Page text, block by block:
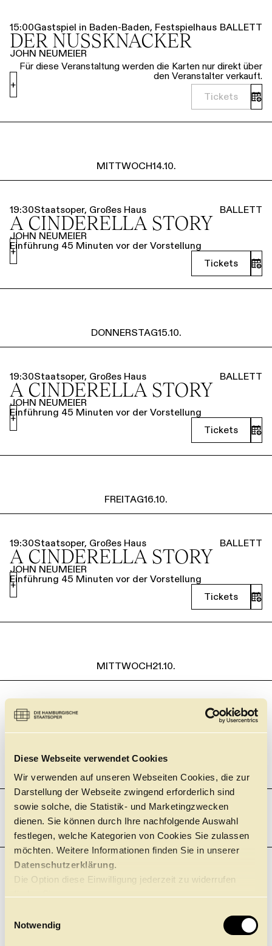
Diese Webseite verwendet Cookies
Wir verwenden auf unseren Webseiten Cookies, die zur
Darstellung der Webseite zwingend erforderlich sind
sowie solche, die Statistik- und Marketingzwecken
dienen. Sie können durch Ihre nachfolgende Auswahl
festlegen, welche Kategorien von Cookies Sie zulassen
möchten. Weitere Informationen finden Sie in unserer
Datenschutzerklärung.
Die Option diese Einwilligung jederzeit zu widerrufen
Notwendig
15:00Gastspiel in Baden-Baden, Festspielhaus BALLETT
DER NUSSKNACKER
JOHN NEUMEIER
Für diese Veranstaltung werden die Karten nur direkt über
den Veranstalter verkauft.
Tickets
+
MITTWOCH14.10.
19:30Staatsoper, Großes Haus BALLETT
A CINDERELLA STORY
JOHN NEUMEIER
Einführung 45 Minuten vor der Vorstellung
Tickets
+
DONNERSTAG15.10.
19:30Staatsoper, Großes Haus BALLETT
A CINDERELLA STORY
JOHN NEUMEIER
Einführung 45 Minuten vor der Vorstellung
Tickets
+
FREITAG16.10.
19:30Staatsoper, Großes Haus BALLETT
A CINDERELLA STORY
JOHN NEUMEIER
Einführung 45 Minuten vor der Vorstellung
Tickets
+
MITTWOCH21.10.
19:00 Staatsoper, Großes Haus BALLETT
DIE KAMELIEN­DAME
JOHN NEUMEIER
DONNERSTAG 22.10.
19:00
BALLETT
CLICK in
Wir informieren im Servicebereich der Website über aktuelle
Vorverkaufstermine.